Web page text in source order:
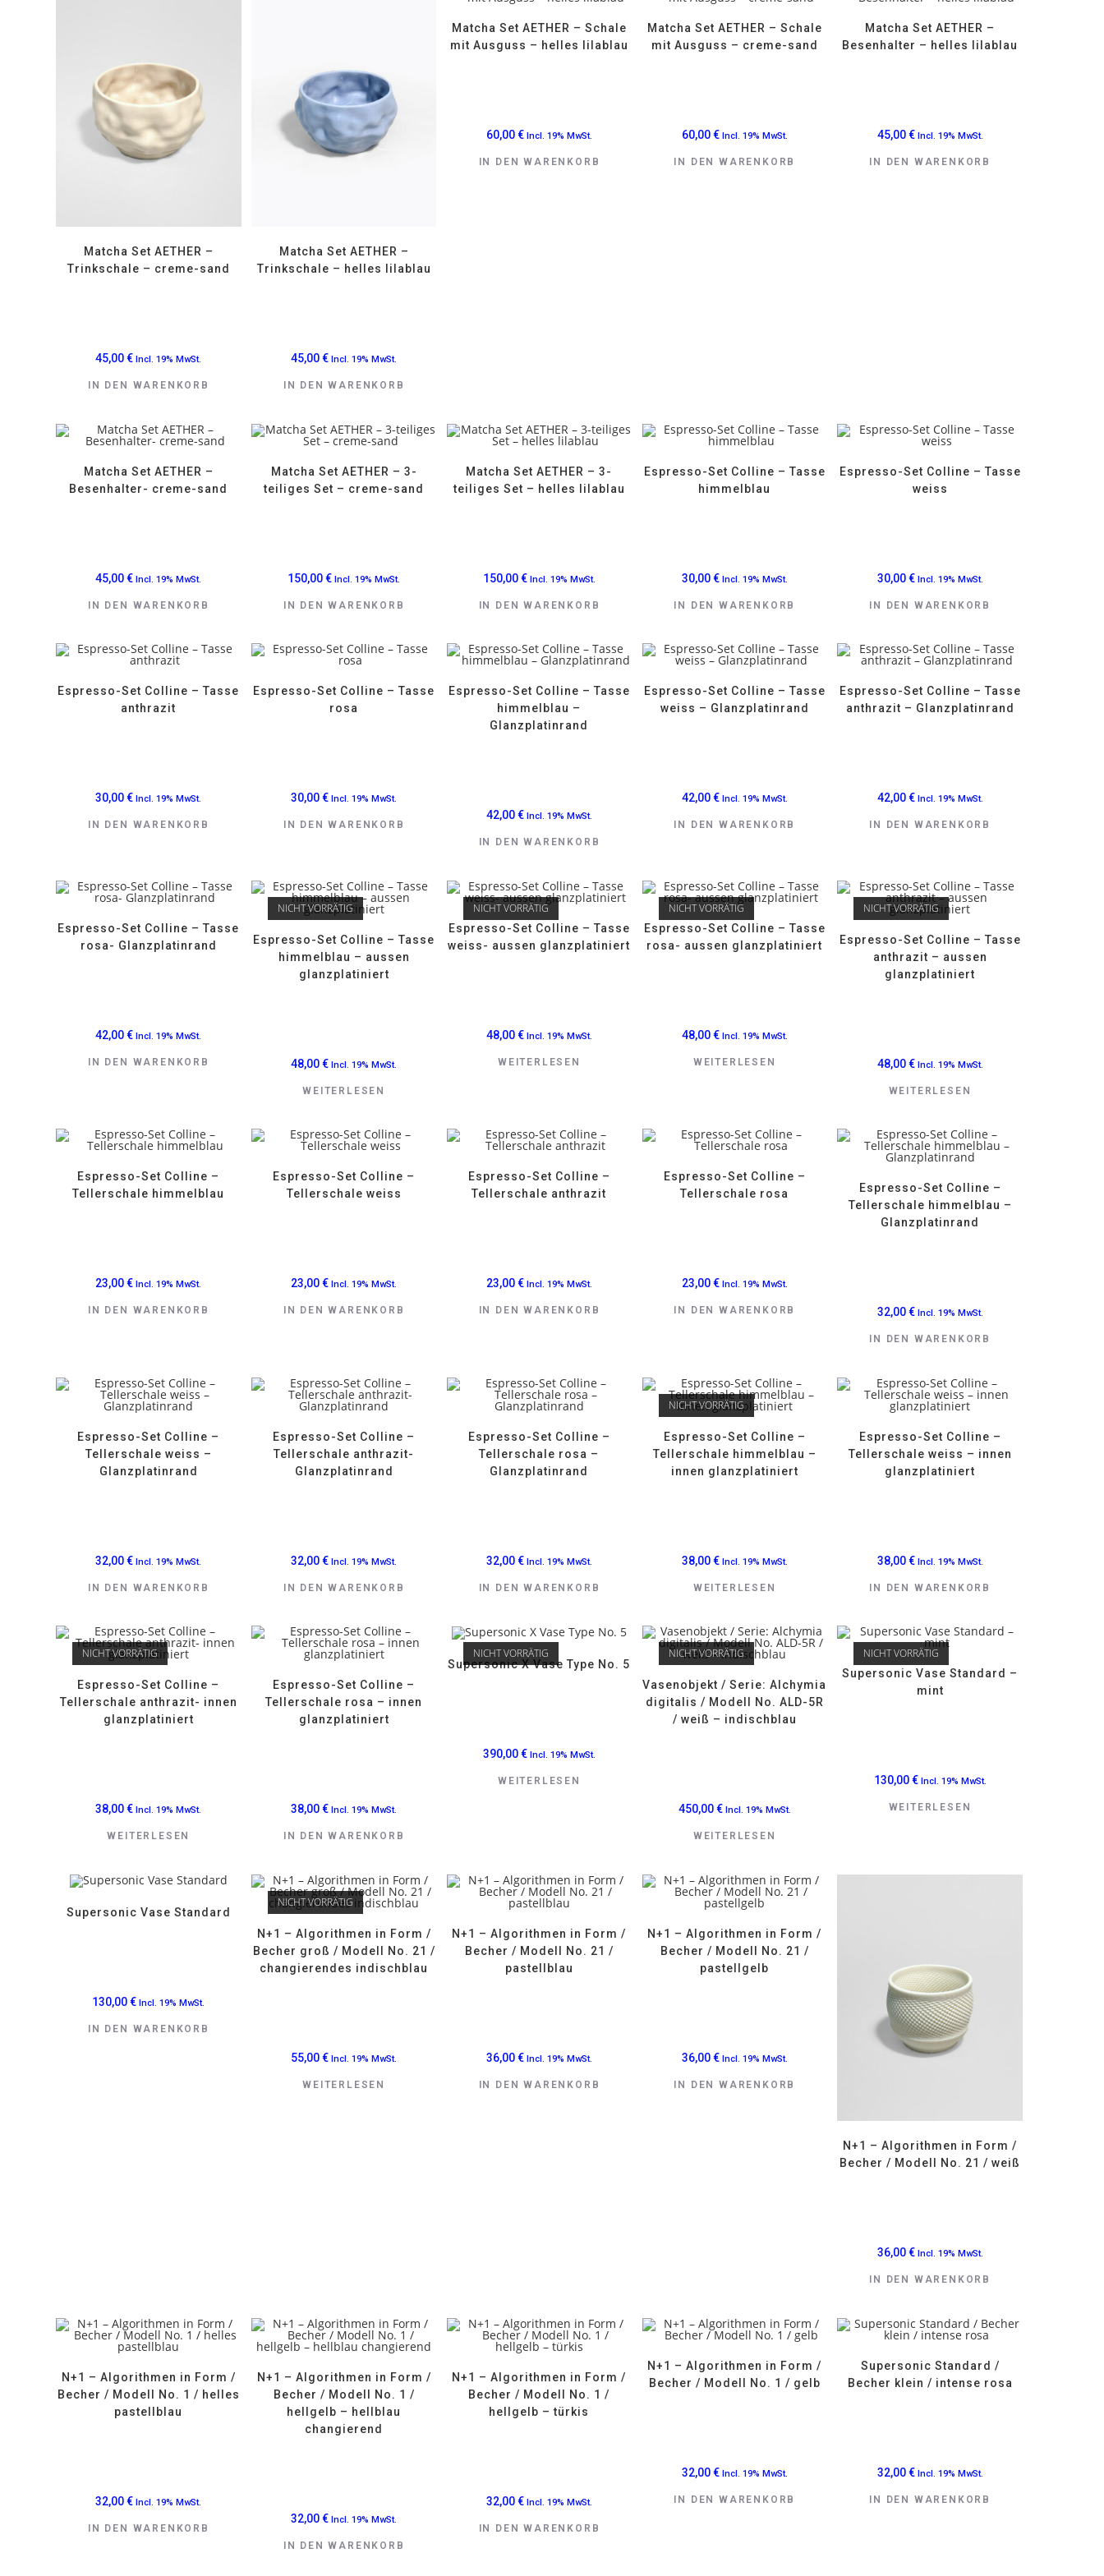
Matcha Set AETHER –
Trinkschale – creme-sand
45,00€ Incl. 19% MwSt.
IN DEN WARENKORB
Matcha Set AETHER –
Trinkschale – helles lilablau
45,00€ Incl. 19% MwSt.
IN DEN WARENKORB
Matcha Set AETHER – Schale
mit Ausguss – helles lilablau
60,00€ Incl. 19% MwSt.
IN DEN WARENKORB
Matcha Set AETHER – Schale
mit Ausguss – creme-sand
60,00€ Incl. 19% MwSt.
IN DEN WARENKORB
Matcha Set AETHER –
Besenhalter – helles lilablau
45,00€ Incl. 19% MwSt.
IN DEN WARENKORB
Matcha Set AETHER –
Besenhalter- creme-sand
45,00€ Incl. 19% MwSt.
IN DEN WARENKORB
Matcha Set AETHER – 3-
teiliges Set – creme-sand
150,00€ Incl. 19% MwSt.
IN DEN WARENKORB
Matcha Set AETHER – 3-
teiliges Set – helles lilablau
150,00€ Incl. 19% MwSt.
IN DEN WARENKORB
Espresso-Set Colline – Tasse
himmelblau
30,00€ Incl. 19% MwSt.
IN DEN WARENKORB
Espresso-Set Colline – Tasse
weiss
30,00€ Incl. 19% MwSt.
IN DEN WARENKORB
Espresso-Set Colline – Tasse
anthrazit
30,00€ Incl. 19% MwSt.
IN DEN WARENKORB
Espresso-Set Colline – Tasse
rosa
30,00€ Incl. 19% MwSt.
IN DEN WARENKORB
Espresso-Set Colline – Tasse
himmelblau –
Glanzplatinrand
42,00€ Incl. 19% MwSt.
IN DEN WARENKORB
Espresso-Set Colline – Tasse
weiss – Glanzplatinrand
42,00€ Incl. 19% MwSt.
IN DEN WARENKORB
Espresso-Set Colline – Tasse
anthrazit – Glanzplatinrand
42,00€ Incl. 19% MwSt.
IN DEN WARENKORB
Espresso-Set Colline – Tasse
rosa- Glanzplatinrand
42,00€ Incl. 19% MwSt.
IN DEN WARENKORB
NICHT VORRÄTIG
Espresso-Set Colline – Tasse
himmelblau – aussen
glanzplatiniert
48,00€ Incl. 19% MwSt.
WEITERLESEN
NICHT VORRÄTIG
Espresso-Set Colline – Tasse
weiss- aussen glanzplatiniert
48,00€ Incl. 19% MwSt.
WEITERLESEN
NICHT VORRÄTIG
Espresso-Set Colline – Tasse
rosa- aussen glanzplatiniert
48,00€ Incl. 19% MwSt.
WEITERLESEN
NICHT VORRÄTIG
Espresso-Set Colline – Tasse
anthrazit – aussen
glanzplatiniert
48,00€ Incl. 19% MwSt.
WEITERLESEN
Espresso-Set Colline –
Tellerschale himmelblau
23,00€ Incl. 19% MwSt.
IN DEN WARENKORB
Espresso-Set Colline –
Tellerschale weiss
23,00€ Incl. 19% MwSt.
IN DEN WARENKORB
Espresso-Set Colline –
Tellerschale anthrazit
23,00€ Incl. 19% MwSt.
IN DEN WARENKORB
Espresso-Set Colline –
Tellerschale rosa
23,00€ Incl. 19% MwSt.
IN DEN WARENKORB
Espresso-Set Colline –
Tellerschale himmelblau –
Glanzplatinrand
32,00€ Incl. 19% MwSt.
IN DEN WARENKORB
Espresso-Set Colline –
Tellerschale weiss –
Glanzplatinrand
32,00€ Incl. 19% MwSt.
IN DEN WARENKORB
Espresso-Set Colline –
Tellerschale anthrazit-
Glanzplatinrand
32,00€ Incl. 19% MwSt.
IN DEN WARENKORB
Espresso-Set Colline –
Tellerschale rosa –
Glanzplatinrand
32,00€ Incl. 19% MwSt.
IN DEN WARENKORB
NICHT VORRÄTIG
Espresso-Set Colline –
Tellerschale himmelblau –
innen glanzplatiniert
38,00€ Incl. 19% MwSt.
WEITERLESEN
Espresso-Set Colline –
Tellerschale weiss – innen
glanzplatiniert
38,00€ Incl. 19% MwSt.
IN DEN WARENKORB
NICHT VORRÄTIG
Espresso-Set Colline –
Tellerschale anthrazit- innen
glanzplatiniert
38,00€ Incl. 19% MwSt.
WEITERLESEN
Espresso-Set Colline –
Tellerschale rosa – innen
glanzplatiniert
38,00€ Incl. 19% MwSt.
IN DEN WARENKORB
NICHT VORRÄTIG
Supersonic X Vase Type No. 5
390,00€ Incl. 19% MwSt.
WEITERLESEN
NICHT VORRÄTIG
Vasenobjekt / Serie: Alchymia
digitalis / Modell No. ALD-5R
/ weiß – indischblau
450,00€ Incl. 19% MwSt.
WEITERLESEN
NICHT VORRÄTIG
Supersonic Vase Standard –
mint
130,00€ Incl. 19% MwSt.
WEITERLESEN
Supersonic Vase Standard
130,00€ Incl. 19% MwSt.
IN DEN WARENKORB
NICHT VORRÄTIG
N+1 – Algorithmen in Form /
Becher groß / Modell No. 21 /
changierendes indischblau
55,00€ Incl. 19% MwSt.
WEITERLESEN
N+1 – Algorithmen in Form /
Becher / Modell No. 21 /
pastellblau
36,00€ Incl. 19% MwSt.
IN DEN WARENKORB
N+1 – Algorithmen in Form /
Becher / Modell No. 21 /
pastellgelb
36,00€ Incl. 19% MwSt.
IN DEN WARENKORB
N+1 – Algorithmen in Form /
Becher / Modell No. 21 / weiß
36,00€ Incl. 19% MwSt.
IN DEN WARENKORB
N+1 – Algorithmen in Form /
Becher / Modell No. 1 / helles
pastellblau
32,00€ Incl. 19% MwSt.
IN DEN WARENKORB
N+1 – Algorithmen in Form /
Becher / Modell No. 1 /
hellgelb – hellblau
changierend
32,00€ Incl. 19% MwSt.
IN DEN WARENKORB
N+1 – Algorithmen in Form /
Becher / Modell No. 1 /
hellgelb – türkis
32,00€ Incl. 19% MwSt.
IN DEN WARENKORB
N+1 – Algorithmen in Form /
Becher / Modell No. 1 / gelb
32,00€ Incl. 19% MwSt.
IN DEN WARENKORB
Supersonic Standard /
Becher klein / intense rosa
32,00€ Incl. 19% MwSt.
IN DEN WARENKORB